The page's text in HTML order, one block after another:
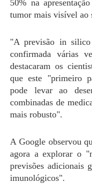
50% na
tumor mais visível ao
"A previsão in
confirmada várias
destacaram os
que este "primeiro
pode levar ao
combinadas de
mais robusto".
A Google observou
agora a explorar o
previsões adicionais
imunológicos".